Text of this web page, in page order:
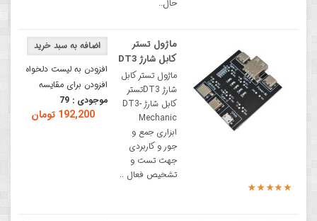
حال..
افزودن به لیست دلخواه
افزودن برای مقایسه
موجودی : 79
192,200 تومان
ماژول تستر
کابل شارژ DT3
ماژول تستر کابل
شارژ DT3تستر
کابل شارژ DT3-
Mechanic
ابزاری جمع و
جور و کاربردی
جهت تست و
تشخیص فعال ..